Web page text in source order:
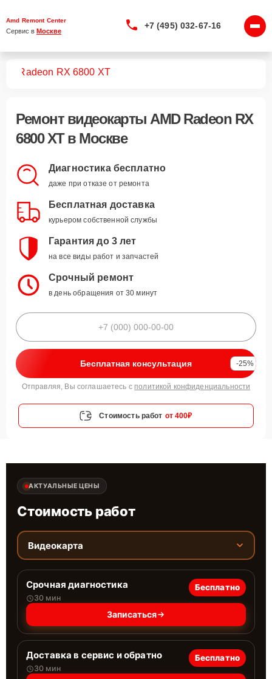
Amd Remont Center
Сервис в Москве
+7 (495) 032-67-16
Radeon RX 6800 XT
Ремонт видеокарты AMD Radeon RX
6800 XTв Москве
Диагностика бесплатно
даже при отказе от ремонта
Бесплатная доставка
курьером собственной службы
Гарантия до 3 лет
на все виды работ и запчастей
Срочный ремонт
в день обращения от 30 минут
Бесплатная консультация -25%
Отправляя, Вы соглашаетесь с политикой конфиденциальности
Стоимость работ от 400₽
АКТУАЛЬНЫЕ ЦЕНЫ
Стоимость работ
Видеокарта
Срочная диагностика
30 мин
Бесплатно
Записаться
Доставка в сервис и обратно
30 мин
Бесплатно